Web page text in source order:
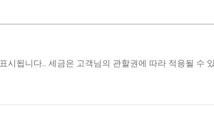
시됩니다.. 세금은 고객님의 관할권에 따라 적용될 수